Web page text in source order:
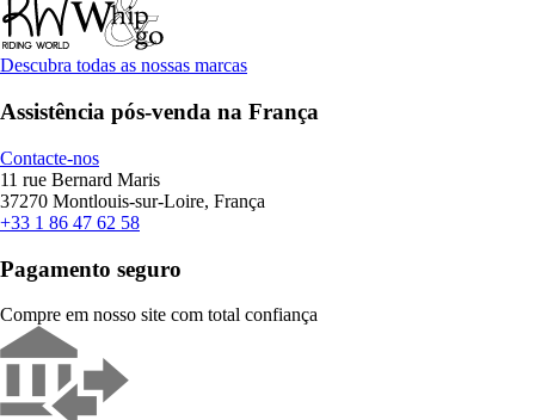
Descubra todas as nossas marcas
Assistência pós-venda na França
Contacte-nos
11 rue Bernard Maris
37270 Montlouis-sur-Loire, França
+33 1 86 47 62 58
Pagamento seguro
Compre em nosso site com total confiança